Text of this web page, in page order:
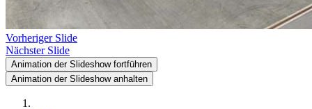
Vorheriger Slide
Nächster Slide
Animation der Slideshow fortführen
Animation der Slideshow anhalten